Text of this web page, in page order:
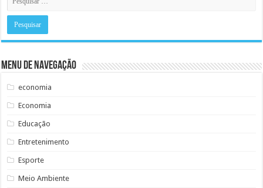
Menu de Navegação
economia
Economia
Educação
Entretenimento
Esporte
Meio Ambiente